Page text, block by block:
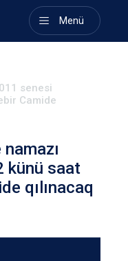
Menü
senesi
Camide
künü saat
qılınacaq